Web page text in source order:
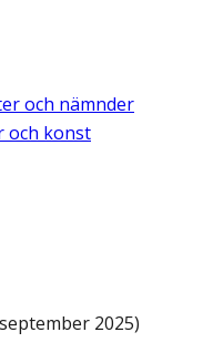
och nämnder
och konst
2025)